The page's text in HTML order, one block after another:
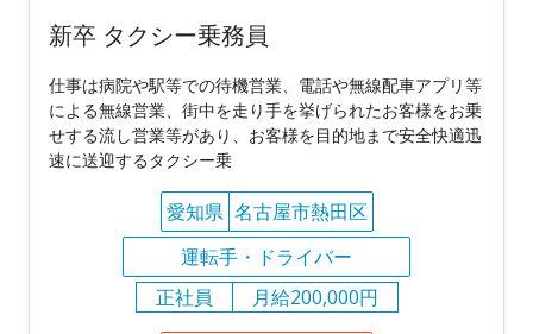
新卒 タクシー乗務員
仕事は病院や駅等での待機営業、電話や無線配車アプリ等
による無線営業、街中を走り手を挙げられたお客様をお乗
せする流し営業等があり、お客様を目的地まで安全快適迅
速に送迎するタクシー乗
愛知県 名古屋市熱田区
運転手・ドライバー
正社員
月給200,000円